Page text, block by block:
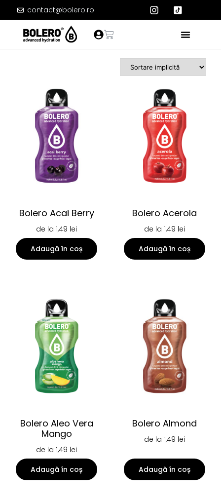
contact@bolero.ro
Bolero Acai Berry
de la 1,49 lei
Adaugă în coș
Bolero Acerola
de la 1,49 lei
Adaugă în coș
Bolero Aleo Vera
Mango
de la 1,49 lei
Adaugă în coș
Bolero Almond
de la 1,49 lei
Adaugă în coș